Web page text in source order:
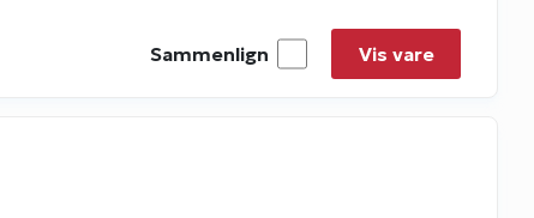
Sammenlign Vis vare